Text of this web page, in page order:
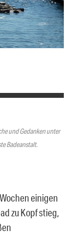
und Gedanken unter
Badeanstalt.
einigen
zu Kopf stieg,